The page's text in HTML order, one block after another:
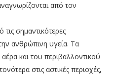
από τον
σημαντικότερες
ανθρώπινη υγεία. Τα
και του περιβαλλοντικού
στις αστικές περιοχές,